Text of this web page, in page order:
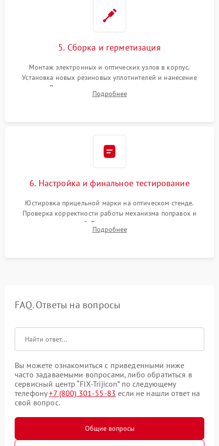
5. Сборка и герметизация
Монтаж электронных и оптических узлов в корпус.
Установка новых резиновых уплотнителей и нанесение
герметика. Для закрытых коллиматоров — вакуумирование и
заполнение инертным газом для исключения запотевания
Подробнее
6. Настройка и финальное тестирование
Юстировка прицельной марки на оптическом стенде.
Проверка корректности работы механизма поправок и
отсутствия искажений. Тестирование прицела на ударном
стенде для подтверждения устойчивости к отдаче оружия и
Подробнее
FAQ. Ответы на вопросы
Вы можете ознакомиться с приведенными ниже
часто задаваемыми вопросами, либо обратиться в
сервисный центр “FIX-Trijicon” по следующему
телефону+7 (800) 301-55-83 если не нашли ответ на
свой вопрос.
Общие вопросы